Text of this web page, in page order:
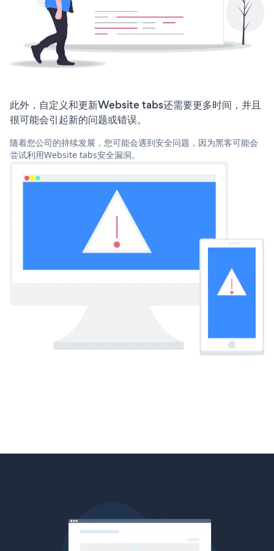
此外，自定义和更新Website tabs还需要更多时间，并且
很可能会引起新的问题或错误。
随着您公司的持续发展，您可能会遇到安全问题，因为黑客可能会
尝试利用Website tabs安全漏洞。